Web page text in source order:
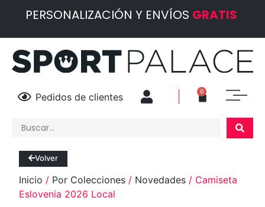
PERSONALIZACIÓN Y ENVÍOS GRATIS
Pedidos de clientes 0
Volver
Inicio / Por Colecciones / Novedades / Camiseta
Eslovenia 2026 Local